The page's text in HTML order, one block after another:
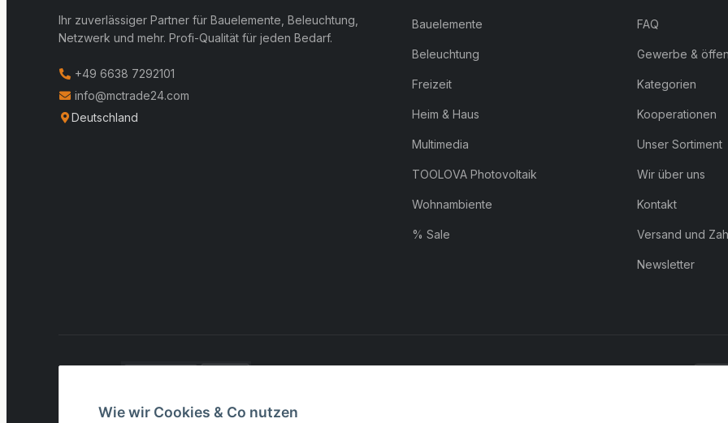
Wie wir Cookies & Co nutzen
Ihr zuverlässiger Partner für Bauelemente, Beleuchtung,
Netzwerk und mehr. Profi-Qualität für jeden Bedarf.
+49 6638 7292101
info@mctrade24.com
Deutschland
Bauelemente
Beleuchtung
Freizeit
Heim & Haus
Multimedia
TOOLOVA Photovoltaik
Wohnambiente
% Sale
FAQ
Gewerbe &
Kategorien
Kooperationen
Unser Sortiment
Wir über uns
Kontakt
Versand und
Newsletter
* Alle Preise inkl. gesetzlicher USt., zzgl.Versand